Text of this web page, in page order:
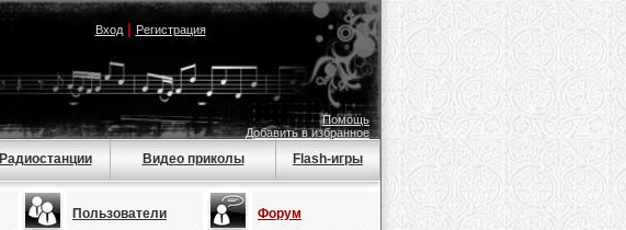
Вход| Регистрация
Помощь
Добавить в избранное
Радиостанции Видео приколы Flash-игры
Пользователи Форум